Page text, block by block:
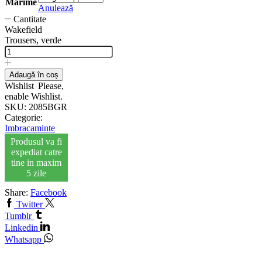
Anulează
Cantitate
Wakefield
Trousers, verde
Adaugă în coș
Wishlist Please,
enable Wishlist.
SKU: 2085BGR
Categorie:
Imbracaminte
Produsul va fi
expediat catre
tine in maxim
5 zile
Share: Facebook
Twitter
Tumblr
Linkedin
Whatsapp